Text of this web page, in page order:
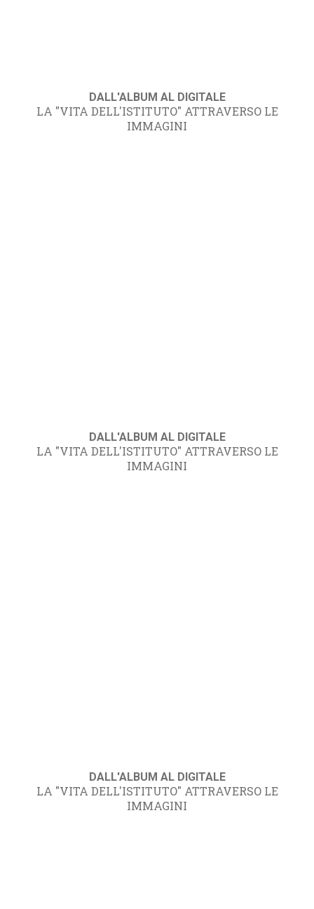
DALL'ALBUM AL DIGITALE
LA "VITA DELL'ISTITUTO" ATTRAVERSO LE
IMMAGINI
DALL'ALBUM AL DIGITALE
LA "VITA DELL'ISTITUTO" ATTRAVERSO LE
IMMAGINI
DALL'ALBUM AL DIGITALE
LA "VITA DELL'ISTITUTO" ATTRAVERSO LE
IMMAGINI